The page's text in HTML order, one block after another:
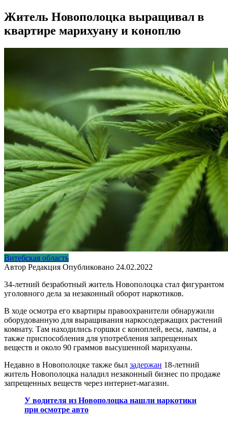
Житель Новополоцка выращивал в
квартире марихуану и коноплю
Витебская область
Автор Редакция Опубликовано 24.02.2022
34-летний безработный житель Новополоцка стал фигурантом
уголовного дела за незаконный оборот наркотиков.
В ходе осмотра его квартиры правоохранители обнаружили
оборудованную для выращивания наркосодержащих растений
комнату. Там находились горшки с коноплей, весы, лампы, а
также приспособления для употребления запрещенных
веществ и около 90 граммов высушенной марихуаны.
Недавно в Новополоцке также был задержан 18-летний
житель Новополоцка наладил незаконный бизнес по продаже
запрещенных веществ через интернет-магазин.
У водителя из Новополоцка нашли наркотики
при осмотре авто